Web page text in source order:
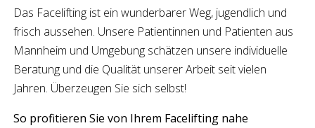
Das Facelifting ist ein wunderbarer Weg, jugendlich und
frisch aussehen. Unsere Patientinnen und Patienten aus
Mannheim und Umgebung schätzen unsere individuelle
Beratung und die Qualität unserer Arbeit seit vielen
Jahren. Überzeugen Sie sich selbst!
So profitieren Sie von Ihrem Facelifting nahe